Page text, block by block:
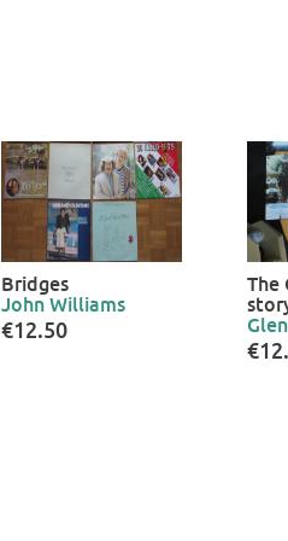
Bridges
John Williams
€12.50
The